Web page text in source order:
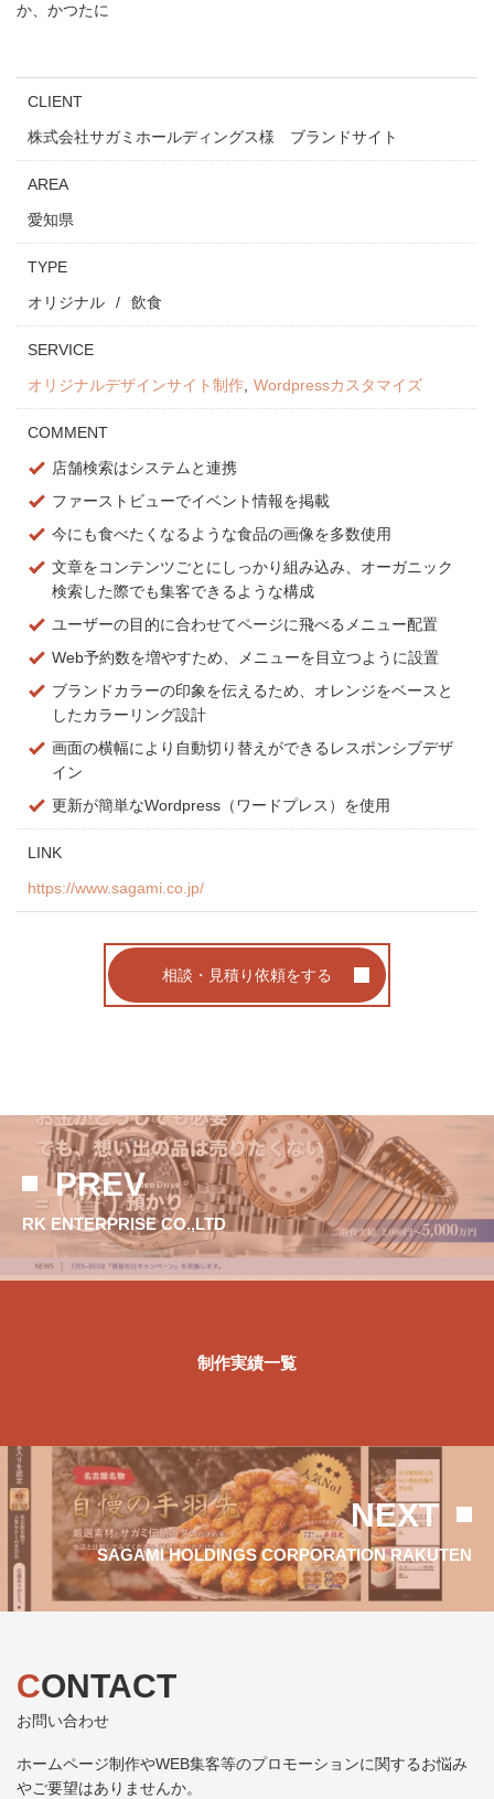
か、かつたに
CLIENT
株式会社サガミホールディングス様 ブランドサイト
AREA
愛知県
TYPE
オリジナル
飲食
SERVICE
オリジナルデザインサイト制作 Wordpressカスタマイズ
COMMENT
店舗検索はシステムと連携
ファーストビューでイベント情報を掲載
今にも食べたくなるような食品の画像を多数使用
文章をコンテンツごとにしっかり組み込み、オーガニック
検索した際でも集客できるような構成
ユーザーの目的に合わせてページに飛べるメニュー配置
Web予約数を増やすため、メニューを目立つように設置
ブランドカラーの印象を伝えるため、オレンジをベースと
したカラーリング設計
画面の横幅により自動切り替えができるレスポンシブデザ
イン
更新が簡単なWordpress（ワードプレス）を使用
LINK
https://www.sagami.co.jp/
相談・見積り依頼をする
PREV
RK ENTERPRISE CO.,LTD
制作実績一覧
NEXT
SAGAMI HOLDINGS CORPORATION RAKUTEN
CONTACT
お問い合わせ
ホームページ制作やWEB集客等のプロモーションに関するお悩み
やご要望はありませんか。